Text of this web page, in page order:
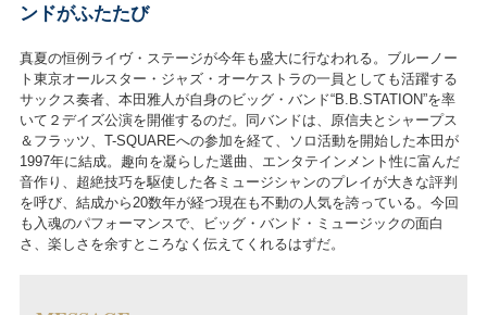
ンドがふたたび
真夏の恒例ライヴ・ステージが今年も盛大に行なわれる。ブルーノー
ト東京オールスター・ジャズ・オーケストラの一員としても活躍する
サックス奏者、本田雅人が自身のビッグ・バンド“B.B.STATION”を率
いて２デイズ公演を開催するのだ。同バンドは、原信夫とシャープス
＆フラッツ、T-SQUAREへの参加を経て、ソロ活動を開始した本田が
1997年に結成。趣向を凝らした選曲、エンタテインメント性に富んだ
音作り、超絶技巧を駆使した各ミュージシャンのプレイが大きな評判
を呼び、結成から20数年が経つ現在も不動の人気を誇っている。今回
も入魂のパフォーマンスで、ビッグ・バンド・ミュージックの面白
さ、楽しさを余すところなく伝えてくれるはずだ。